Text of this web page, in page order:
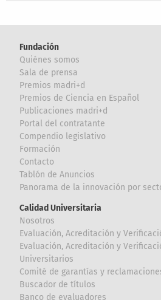
Fundación
Quiénes somos
Sala de prensa
Premios madri+d
Premios de Ciencia en Español
Publicaciones madri+d
Portal del contratante
Compendio legislativo
Formación
Contacto
Tablón de Anuncios
Panorama de la innovación por
Calidad Universitaria
Nosotros
Evaluación, Acreditación y
Evaluación, Acreditación y
Universitarios
Comité de garantías y
Buscador de títulos
Banco de evaluadores